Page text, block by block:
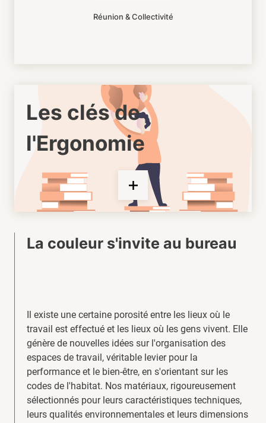
Réunion & Collectivité
Les clés de
l'Ergonomie
La couleur s'invite au bureau
Il existe une certaine porosité entre les lieux où le
travail est effectué et les lieux où les gens vivent. Elle
génère de nouvelles idées sur l'organisation des
espaces de travail, véritable levier pour la
performance et le bien-être, en s'orientant sur les
codes de l'habitat. Nos matériaux, rigoureusement
sélectionnés pour leurs caractéristiques techniques,
leurs qualités environnementales et leurs dimensions